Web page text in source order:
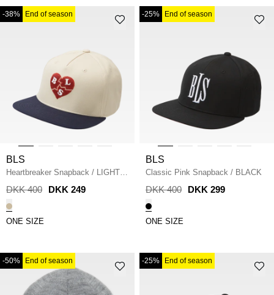
-38% End of season
BLS
Heartbreaker Snapback / LIGHT
SAND
DKK 400 DKK 249
ONE SIZE
-25% End of season
BLS
Classic Pink Snapback / BLACK
DKK 400 DKK 299
ONE SIZE
-50% End of season -25% End of season